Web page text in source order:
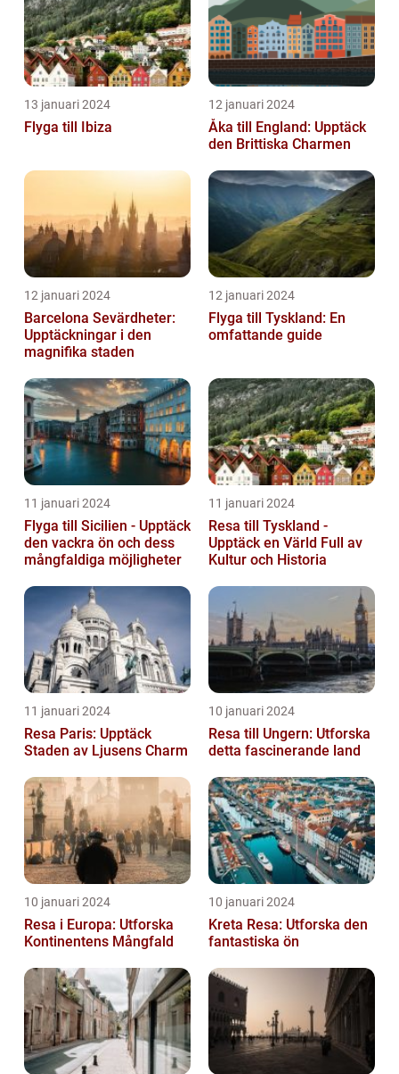
13 januari 2024
Flyga till Ibiza
12 januari 2024
Åka till England: Upptäck
den Brittiska Charmen
12 januari 2024
Barcelona Sevärdheter:
Upptäckningar i den
magnifika staden
12 januari 2024
Flyga till Tyskland: En
omfattande guide
11 januari 2024
Flyga till Sicilien - Upptäck
den vackra ön och dess
mångfaldiga möjligheter
11 januari 2024
Resa till Tyskland -
Upptäck en Värld Full av
Kultur och Historia
11 januari 2024
Resa Paris: Upptäck
Staden av Ljusens Charm
10 januari 2024
Resa till Ungern: Utforska
detta fascinerande land
10 januari 2024
Resa i Europa: Utforska
Kontinentens Mångfald
10 januari 2024
Kreta Resa: Utforska den
fantastiska ön